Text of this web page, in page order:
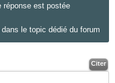
réponse est postée
le topic dédié du forum
Citer